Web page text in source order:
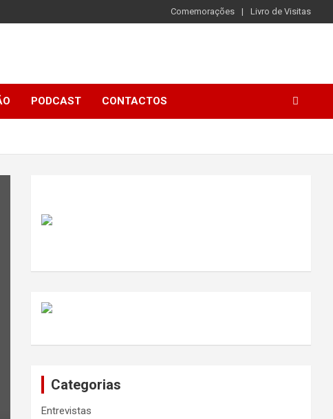
Comemorações Livro de Visitas
PODCAST CONTACTOS
Categorias
Entrevistas